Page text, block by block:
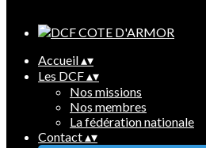
Accueil▴▾
Les DCF▴▾
Nos missions
Nos membres
La fédération nationale
Contact▴▾